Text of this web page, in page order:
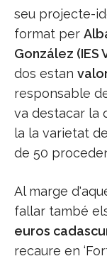
seu projecte-
format per
González (IES
dos estan
responsable
va destacar la
la la varietat
de 50
Al marge
fallar també
euros
recaure en